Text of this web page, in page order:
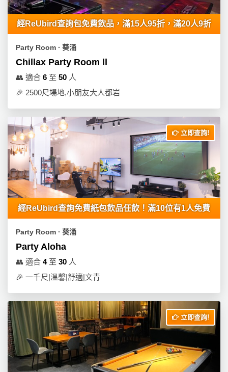
場
地
新
樂
體
手
作
工
作
坊
戶
外
樂
遊
租
經ReUbird查詢包免費飲品，滿15人95折，滿20人9折
Party Room ∙ 葵涌
Chillax Party Room ll
👥 適合 6 至 50 人
🎉 2500尺場地,小朋友大人都岩
立即查詢!
經ReUbird查詢免費紙包飲品任飲！滿10位有1人免費
Party Room ∙ 葵涌
Party Aloha
👥 適合 4至 30 人
🎉 一千尺|溫馨|舒適|文青
立即查詢!